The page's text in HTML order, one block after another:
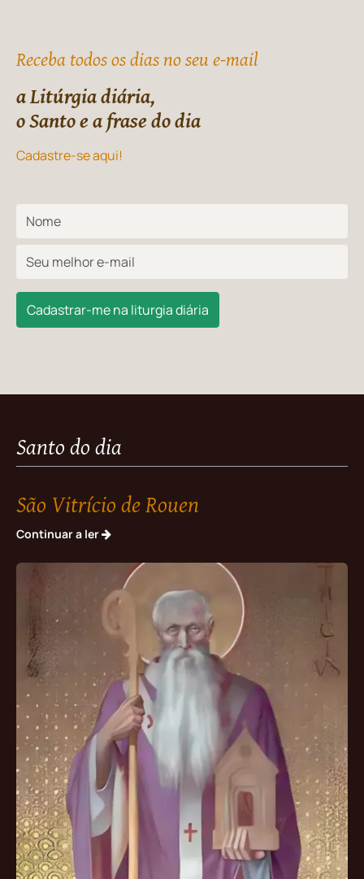
Receba todos os dias no seu e-mail
a Litúrgia diária,
o Santo e a frase do dia
Cadastre-se aqui!
Cadastrar-me na liturgia diária
Santo do dia
São Vitrício de Rouen
Continuar a ler